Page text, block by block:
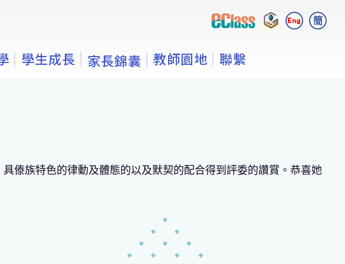
Eng 簡
學生成長 家長錦囊 教師園地 聯繫
傣族特色的律動及體態的以及默契的配合得到評委的讚賞。恭喜她